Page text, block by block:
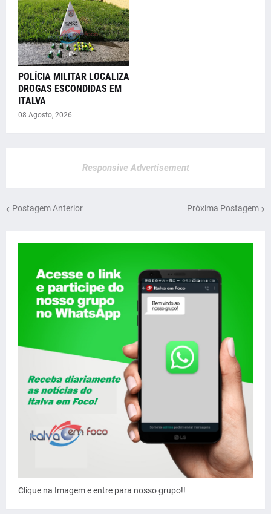
POLÍCIA MILITAR LOCALIZA
DROGAS ESCONDIDAS EM
ITALVA
08 Agosto, 2026
Responsive Advertisement
Postagem Anterior Próxima Postagem
Clique na Imagem e entre para nosso grupo!!